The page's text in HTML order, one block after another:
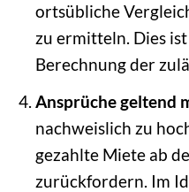
ortsübliche
zu ermitteln. Dies
Berechnung der
Ansprüche geltend
nachweislich zu
gezahlte Miete ab
zurückfordern. Im